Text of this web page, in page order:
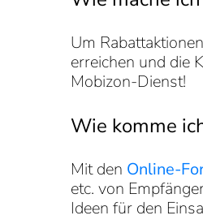
Um
erreichen und die
Mobizon-Dienst!
Wie komme
Mit den Online-
etc. von
Ideen für den